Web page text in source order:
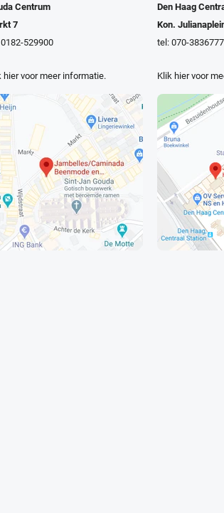
Centrum
7
529900
hier voor meer informatie.
Den Haag
Kon.
tel: 070-3836777
Klik hier voor